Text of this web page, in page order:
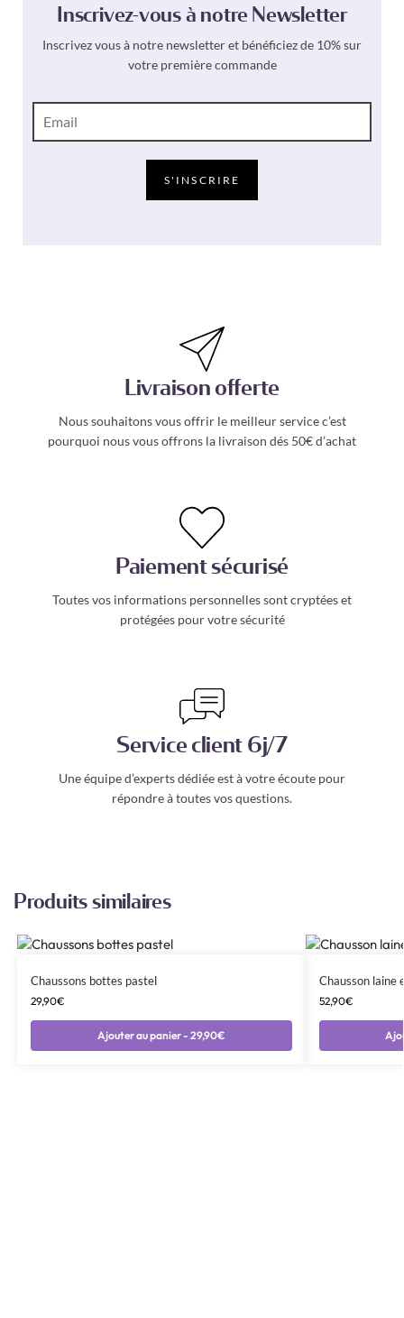
Inscrivez-vous à notre Newsletter
Inscrivez vous à notre newsletter et bénéficiez de 10% sur
votre première commande
E
m
S'INSCRIRE
Livraison offerte
Nous souhaitons vous offrir le meilleur service c’est
pourquoi nous vous offrons la livraison dés 50€ d’achat
Paiement sécurisé
Toutes vos informations personnelles sont cryptées et
protégées pour votre sécurité
Service client 6j/7
Une équipe d’experts dédiée est à votre écoute pour
répondre à toutes vos questions.
Produits similaires
Chaussons bottes pastel
29,90€
Ajouter au panier - 29,90€
Chausson laine
52,90€